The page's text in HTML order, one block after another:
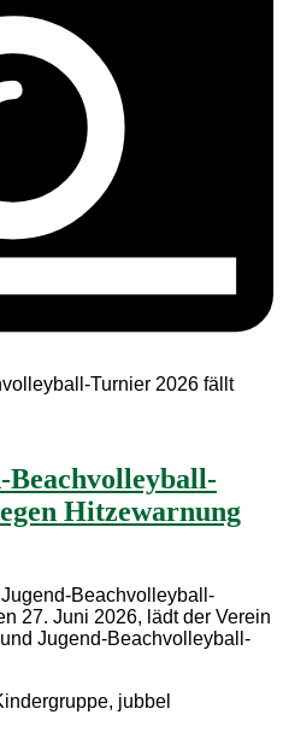
Hitzewarnung
Beachvolleyball-
27. Juni 2026, lädt der Verein
Jugend-Beachvolleyball-